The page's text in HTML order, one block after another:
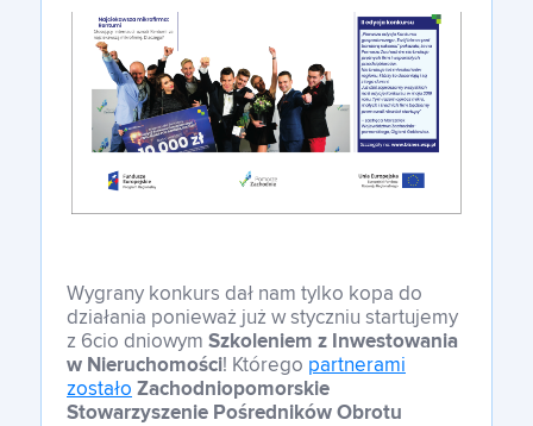
Wygrany konkurs dał nam tylko kopa do
działania ponieważ już w styczniu startujemy
z 6cio dniowym Szkoleniem z Inwestowania
w Nieruchomości! Którego partnerami
zostało Zachodniopomorskie
Stowarzyszenie Pośredników Obrotu